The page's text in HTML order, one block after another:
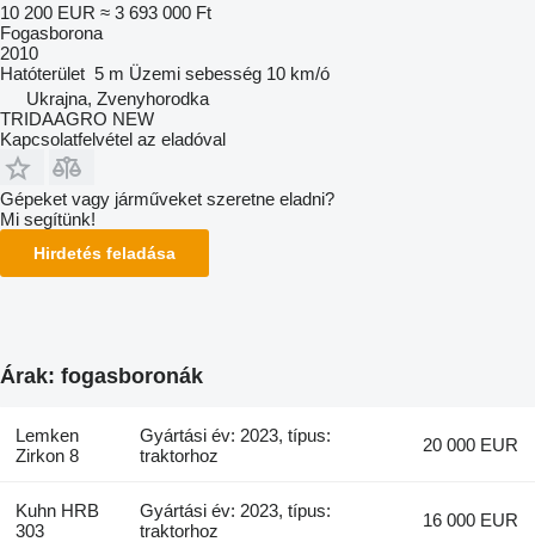
10 200 EUR ≈ 3 693 000 Ft
Fogasborona
2010
Hatóterület 5 m Üzemi sebesség 10 km/ó
Ukrajna, Zvenyhorodka
TRIDAAGRO NEW
Kapcsolatfelvétel az eladóval
Gépeket vagy járműveket szeretne eladni?
Mi segítünk!
Hirdetés feladása
Árak: fogasboronák
Lemken
Zirkon 8
Gyártási év: 2023, típus:
traktorhoz
20 000 EUR
Kuhn HRB
303
Gyártási év: 2023, típus:
traktorhoz
16 000 EUR